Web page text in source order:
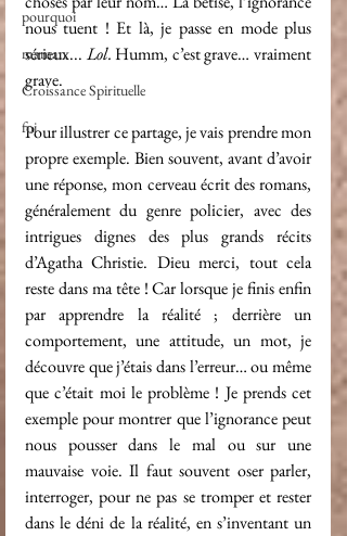
pourquoi
maman
Croissance Spirituelle
foi
nous tuent ! Et là, je passe en mode plus
sérieux... Lol. Humm, c’est grave… vraiment
grave.
Pour illustrer ce partage, je vais prendre mon
propre exemple. Bien souvent, avant d’avoir
une réponse, mon cerveau écrit des romans,
généralement du genre policier, avec des
intrigues dignes des plus grands récits
d’Agatha Christie. Dieu merci, tout cela
reste dans ma tête ! Car lorsque je finis enfin
par apprendre la réalité ; derrière un
comportement, une attitude, un mot, je
découvre que j’étais dans l’erreur… ou même
que c’était moi le problème ! Je prends cet
exemple pour montrer que l’ignorance peut
nous pousser dans le mal ou sur une
mauvaise voie. Il faut souvent oser parler,
interroger, pour ne pas se tromper et rester
dans le déni de la réalité, en s’inventant un